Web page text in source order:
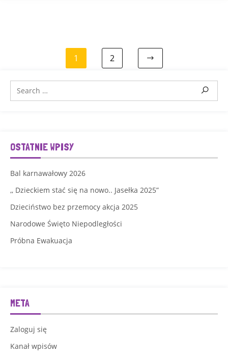
1 2
OSTATNIE WPISY
Bal karnawałowy 2026
,, Dzieckiem stać się na nowo.. Jasełka 2025”
Dzieciństwo bez przemocy akcja 2025
Narodowe Święto Niepodległości
Próbna Ewakuacja
META
Zaloguj się
Kanał wpisów